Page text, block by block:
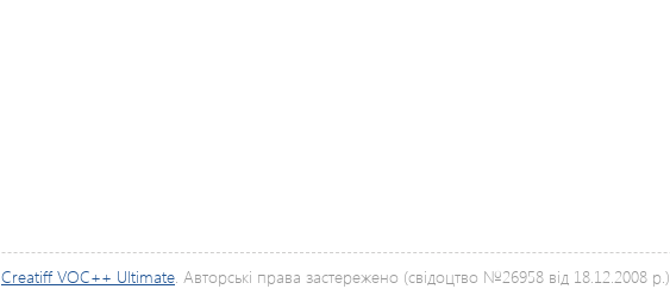
Creatiff VOC++ Ultimate. Авторські права застережено (свідоцтво №26958 від 18.12.2008 р.)